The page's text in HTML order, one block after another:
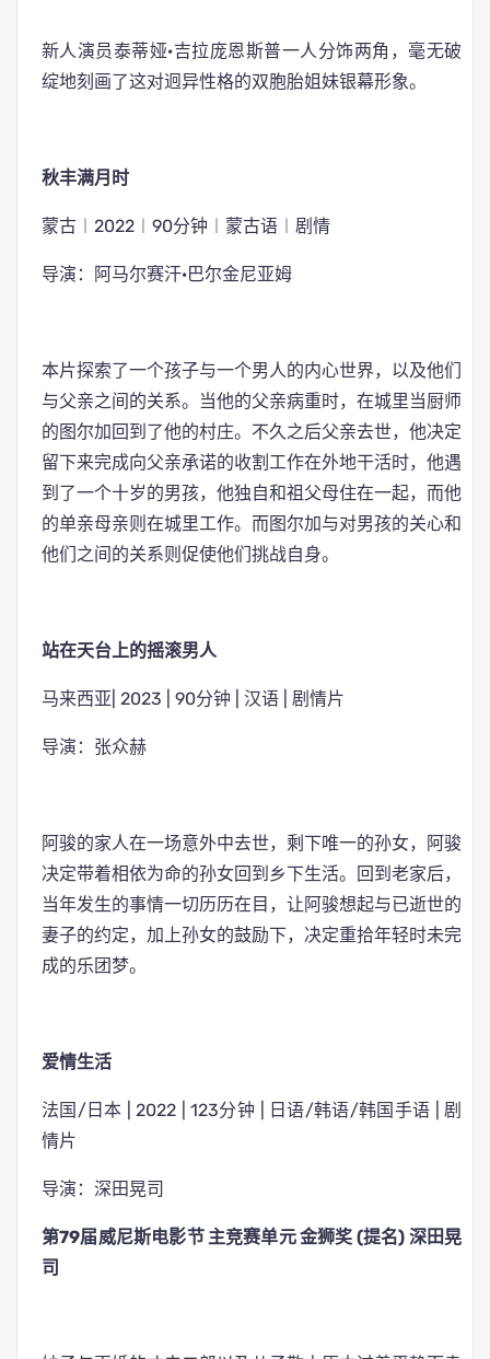
新人演员泰蒂娅·吉拉庞恩斯普一人分饰两角，毫无破
绽地刻画了这对迥异性格的双胞胎姐妹银幕形象。
秋丰满月时
蒙古︱2022︱90分钟︱蒙古语︱剧情
导演：阿马尔赛汗·巴尔金尼亚姆
本片探索了一个孩子与一个男人的内心世界，以及他们
与父亲之间的关系。当他的父亲病重时，在城里当厨师
的图尔加回到了他的村庄。不久之后父亲去世，他决定
留下来完成向父亲承诺的收割工作在外地干活时，他遇
到了一个十岁的男孩，他独自和祖父母住在一起，而他
的单亲母亲则在城里工作。而图尔加与对男孩的关心和
他们之间的关系则促使他们挑战自身。
站在天台上的摇滚男人
马来西亚| 2023 | 90分钟 | 汉语 | 剧情片
导演：张众赫
阿骏的家人在一场意外中去世，剩下唯一的孙女，阿骏
决定带着相依为命的孙女回到乡下生活。回到老家后，
当年发生的事情一切历历在目，让阿骏想起与已逝世的
妻子的约定，加上孙女的鼓励下，决定重拾年轻时未完
成的乐团梦。
爱情生活
法国/日本 | 2022 | 123分钟 | 日语/韩语/韩国手语 | 剧
情片
导演：深田晃司
第79届威尼斯电影节 主竞赛单元 金狮奖 (提名) 深田晃
司